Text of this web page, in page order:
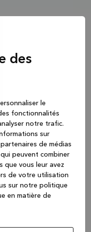
des
le
fonctionnalités
notre trafic.
sur
de médias
peuvent combiner
que vous leur avez
de votre utilisation
sur notre politique
en matière de